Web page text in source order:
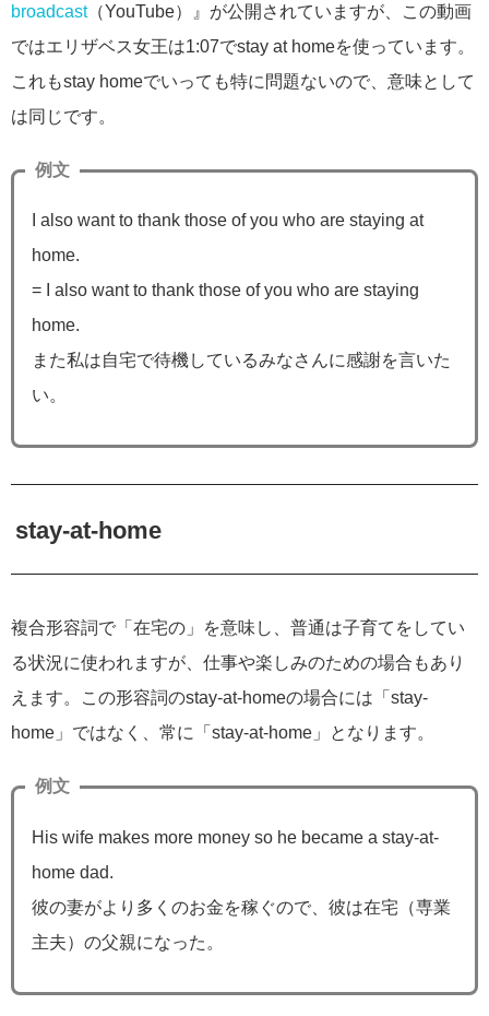
broadcast（YouTube）』が公開されていますが、この動画
ではエリザベス女王は1:07でstay at homeを使っています。
これもstay homeでいっても特に問題ないので、意味として
は同じです。
例文
I also want to thank those of you who are staying at
home.
= I also want to thank those of you who are staying
home.
また私は自宅で待機しているみなさんに感謝を言いた
い。
stay-at-home
複合形容詞で「在宅の」を意味し、普通は子育てをしてい
る状況に使われますが、仕事や楽しみのための場合もあり
えます。この形容詞のstay-at-homeの場合には「stay-
home」ではなく、常に「stay-at-home」となります。
例文
His wife makes more money so he became a stay-at-
home dad.
彼の妻がより多くのお金を稼ぐので、彼は在宅（専業
主夫）の父親になった。